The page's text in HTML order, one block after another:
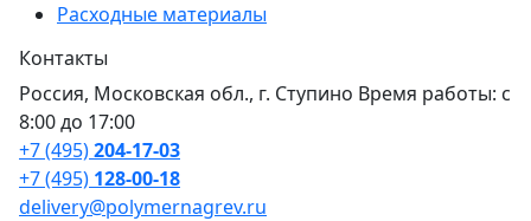
Расходные материалы
Контакты
Россия, Московская обл., г. Ступино Время работы: с
8:00 до 17:00
+7 (495)204-17-03
+7 (495) 128-00-18
delivery@polymernagrev.ru